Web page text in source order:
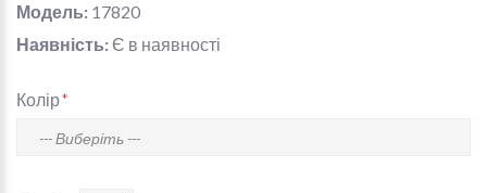
Модель: 17820
Наявність: Є в наявності
Колір